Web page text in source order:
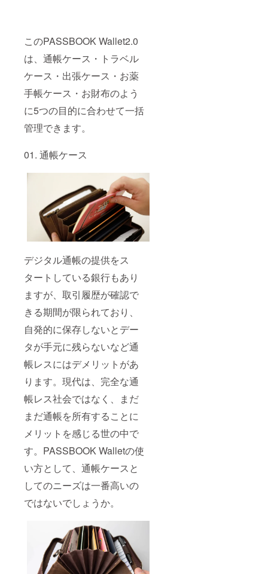
このPASSBOOK Wallet2.0
は、通帳ケース・トラベル
ケース・出張ケース・お薬
手帳ケース・お財布のよう
に5つの目的に合わせて一括
管理できます。
01. 通帳ケース
デジタル通帳の提供をス
タートしている銀行もあり
ますが、取引履歴が確認で
きる期間が限られており、
自発的に保存しないとデー
タが手元に残らないなど通
帳レスにはデメリットがあ
ります。現代は、完全な通
帳レス社会ではなく、まだ
まだ通帳を所有することに
メリットを感じる世の中で
す。PASSBOOK Walletの使
い方として、通帳ケースと
してのニーズは一番高いの
ではないでしょうか。